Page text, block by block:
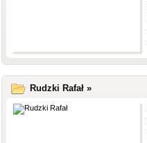
Rudzki Rafał »